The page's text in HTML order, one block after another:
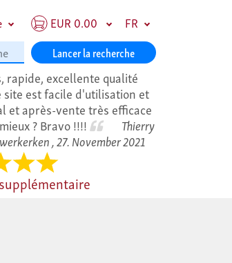
EUR 0.00
FR
Lancer la recherche
rapide, excellente qualité
site est facile d'utilisation et
et après-vente très efficace
? Bravo !!!!
Thierry
,27. November 2021